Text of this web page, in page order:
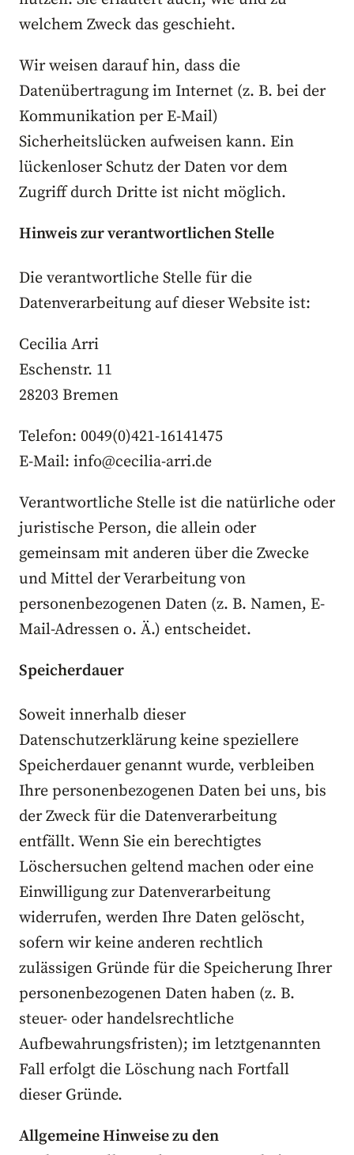
welchem Zweck das geschieht.
Wir weisen darauf hin, dass die
Datenübertragung im Internet (z. B. bei der
Kommunikation per E-Mail)
Sicherheitslücken aufweisen kann. Ein
lückenloser Schutz der Daten vor dem
Zugriff durch Dritte ist nicht möglich.
Hinweis zur verantwortlichen Stelle
Die verantwortliche Stelle für die
Datenverarbeitung auf dieser Website ist:
Cecilia Arri
Eschenstr. 11
28203 Bremen
Telefon: 0049(0)421-16141475
E-Mail: info@cecilia-arri.de
Verantwortliche Stelle ist die natürliche oder
juristische Person, die allein oder
gemeinsam mit anderen über die Zwecke
und Mittel der Verarbeitung von
personenbezogenen Daten (z. B. Namen, E-
Mail-Adressen o. Ä.) entscheidet.
Speicherdauer
Soweit innerhalb dieser
Datenschutzerklärung keine speziellere
Speicherdauer genannt wurde, verbleiben
Ihre personenbezogenen Daten bei uns, bis
der Zweck für die Datenverarbeitung
entfällt. Wenn Sie ein berechtigtes
Löschersuchen geltend machen oder eine
Einwilligung zur Datenverarbeitung
widerrufen, werden Ihre Daten gelöscht,
sofern wir keine anderen rechtlich
zulässigen Gründe für die Speicherung Ihrer
personenbezogenen Daten haben (z. B.
steuer- oder handelsrechtliche
Aufbewahrungsfristen); im letztgenannten
Fall erfolgt die Löschung nach Fortfall
dieser Gründe.
Allgemeine Hinweise zu den